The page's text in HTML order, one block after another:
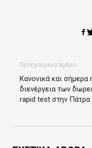
Προηγούμενο άρθρο
Κανονικά και σήμερα
διενέργεια των
rapid test στην Πάτρα